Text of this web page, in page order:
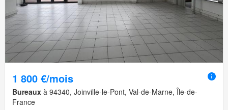
1 800 €/mois
Bureaux à 94340, Joinville-le-Pont, Val-de-Marne, Île-de-
France